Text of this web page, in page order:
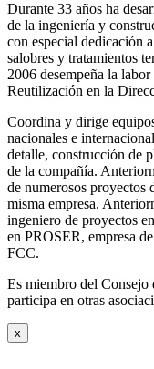
Durante 33 años ha
de la ingeniería y
con especial dedicación
salobres y tratamientos
2006 desempeña la
Reutilización en la
Coordina y dirige
nacionales e
detalle, construcción de
de la compañía.
de numerosos proyectos
misma empresa.
ingeniero de proyectos
en PROSER, empresa
FCC.
Es miembro del
participa en otras
x